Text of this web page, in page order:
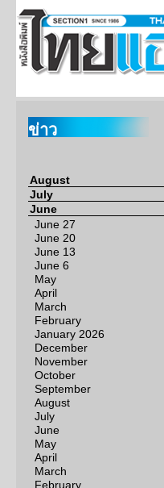
ข่าว
August
July
June
June 27
June 20
June 13
June 6
May
April
March
February
January 2026
December
November
October
September
August
July
June
May
April
March
February